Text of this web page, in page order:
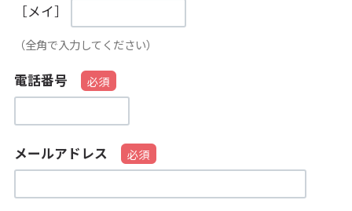
［メイ］
（全角で入力してください）
電話番号
メールアドレス